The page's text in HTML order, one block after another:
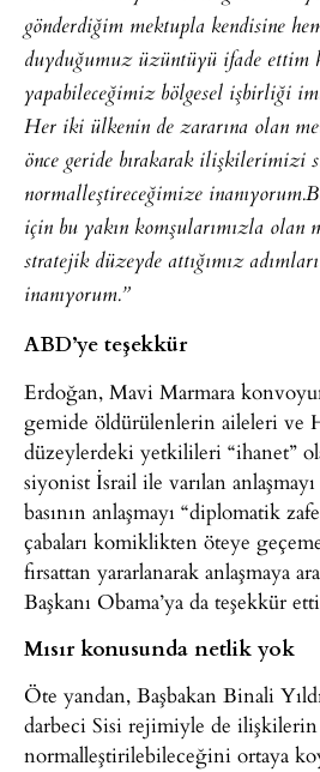
gönderdiğim mektupla kendisine
duyduğumuz üzüntüyü ifade ettim
yapabileceğimiz bölgesel işbirliği
Her iki ülkenin de zararına olan
önce geride bırakarak ilişkilerimizi
normalleştireceğimize inanıyorum.
için bu yakın komşularımızla olan
stratejik düzeyde attığımız
inanıyorum.”
ABD’ye teşekkür
Erdoğan, Mavi Marmara
gemide öldürülenlerin aileleri ve
düzeylerdeki yetkilileri “ihanet”
siyonist İsrail ile varılan
basının anlaşmayı “diplomatik
çabaları komiklikten öteye
fırsattan yararlanarak anlaşmaya
Başkanı Obama’ya da teşekkür
Mısır konusunda netlik yok
Öte yandan, Başbakan Binali
darbeci Sisi rejimiyle de ilişkilerin
normalleştirilebileceğini ortaya